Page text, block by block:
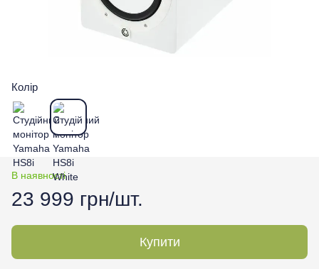
Колір
В наявності
23 999 грн/шт.
Купити